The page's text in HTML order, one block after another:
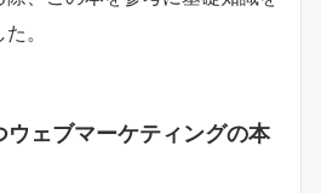
。
ウェブマーケティングの本